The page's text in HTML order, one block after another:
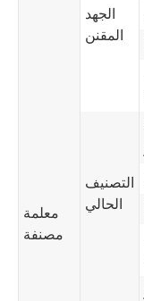
معلمة
مصنفة
الجهد
المقنن
التصنيف
الحالي